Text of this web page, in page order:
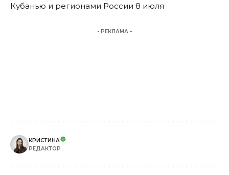
Кубанью и регионами России 8 июля
- РЕКЛАМА -
КРИСТИНА
РЕДАКТОР